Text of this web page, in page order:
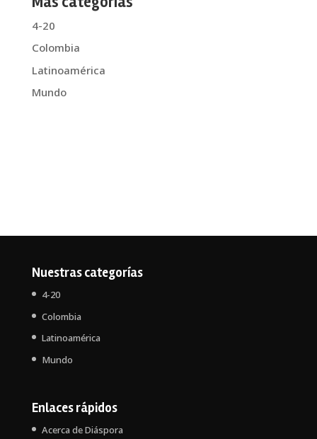
4-20
Colombia
Latinoamérica
Mundo
Nuestras categorías
4-20
Colombia
Latinoamérica
Mundo
Enlaces rápidos
Acerca de Diáspora